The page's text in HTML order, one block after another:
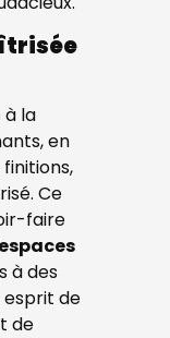
à la
en
Ce
faire
à des
esprit de
de